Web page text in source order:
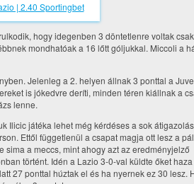
hogy idegenben 3 döntetlenre voltak csak
mondhatóak a 16 lőtt góljukkal. Miccoli a
Jelenleg a 2. helyen állnak 3 ponttal a
is jókedvre deríti, minden téren kiállnak a
lenne.
Ilicic játéka lehet még kérdéses a sok
Ettől függetlenül a csapat magja ott lesz a
a meccs, mint ahogy azt az eredményjelző
történt. Idén a Lazio 3-0-val küldte őket
27 ponttal húztak el és ha nyernek ez 30 lesz.